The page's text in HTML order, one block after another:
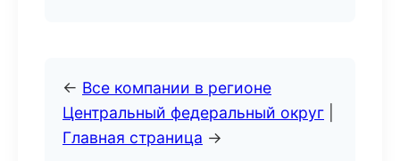
← Все компании в регионе
Центральный федеральный округ
Главная страница →